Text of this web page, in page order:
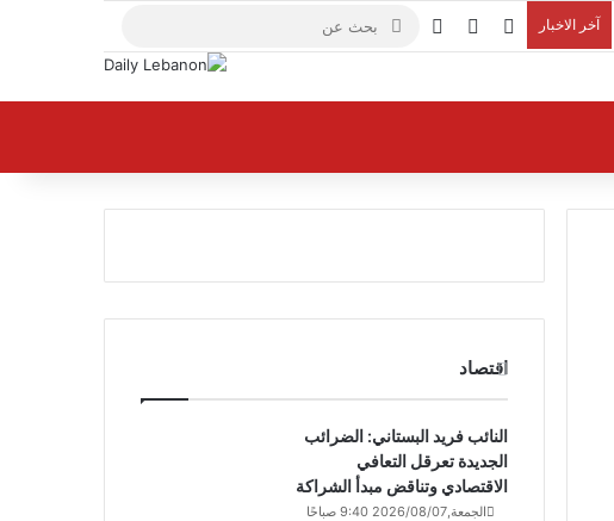
آخر الاخبار فيسبوك يوتيوب بحث
اقتصاد
النائب فريد البستاني: الضرائب
الجديدة تعرقل التعافي
الاقتصادي وتناقض مبدأ الشراكة
الجمعة,2026/08/07 9:40 صباحًا